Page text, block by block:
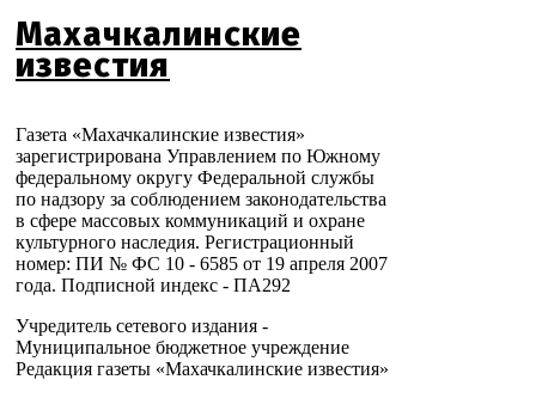
Махачкалинские
известия
Газета «Махачкалинские известия»
зарегистрирована Управлением по Южному
федеральному округу Федеральной службы
по надзору за соблюдением законодательства
в сфере массовых коммуникаций и охране
культурного наследия. Регистрационный
номер: ПИ № ФС 10 - 6585 от 19 апреля 2007
года. Подписной индекс - ПА292
Учредитель сетевого издания -
Муниципальное бюджетное учреждение
Редакция газеты «Махачкалинские известия»